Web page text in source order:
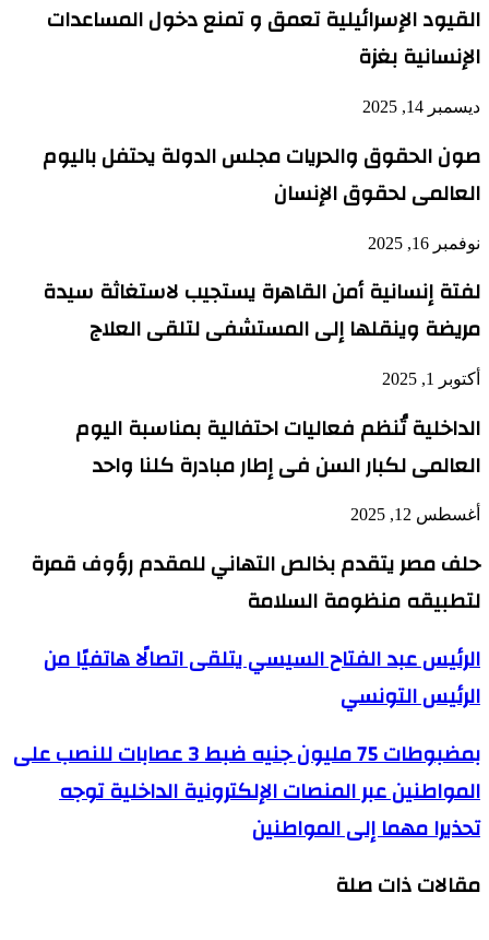
القيود الإسرائيلية تعمق و تمنع دخول المساعدات
الإنسانية بغزة
ديسمبر 14, 2025
صون الحقوق والحريات مجلس الدولة يحتفل باليوم
العالمى لحقوق الإنسان
نوفمبر 16, 2025
لفتة إنسانية أمن القاهرة يستجيب لاستغاثة سيدة
مريضة وينقلها إلى المستشفى لتلقى العلاج
أكتوبر 1, 2025
الداخلية تُنظم فعاليات احتفالية بمناسبة اليوم
العالمى لكبار السن فى إطار مبادرة كلنا واحد
أغسطس 12, 2025
حلف مصر يتقدم بخالص التهاني للمقدم رؤوف قمرة
لتطبيقه منظومة السلامة
الرئيس
عبد
الفتاح
السيسي
اتصالًا
من
الرئيس
التونسي
الرئيس عبد الفتاح السيسي يتلقى اتصالًا هاتفيًا من
الرئيس التونسي
بمضبوطات 75
مليون
جنيه
ضبط
3
على
بمضبوطات 75 مليون جنيه ضبط 3 عصابات للنصب على
المواطنين عبر المنصات الإلكترونية الداخلية توجه
تحذيرا مهما إلى المواطنين
مقالات ذات صلة